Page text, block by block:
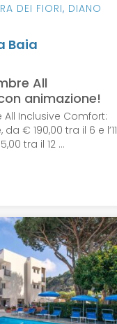
DEI FIORI, DIANO
Baia
All
animazione!
Inclusive Comfort:
€ 190,00 tra il 6 e l’11
tra il 12 ...